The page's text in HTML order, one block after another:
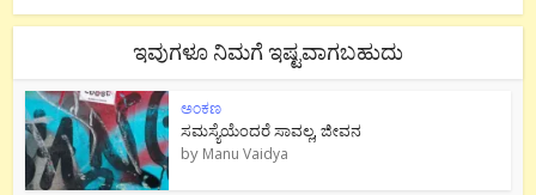
ಇವುಗಳೂ ನಿಮಗೆ ಇಷ್ಟವಾಗಬಹುದು
ಅಂಕಣ
ಸಮಸ್ಯೆಯೆಂದರೆ ಸಾವಲ್ಲ, ಜೀವನ
by Manu Vaidya